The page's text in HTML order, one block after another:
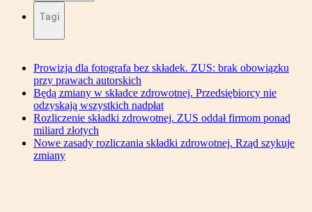
Tagi
Prowizja dla fotografa bez składek. ZUS: brak obowiązku
przy prawach autorskich
Będą zmiany w składce zdrowotnej. Przedsiębiorcy nie
odzyskają wszystkich nadpłat
Rozliczenie składki zdrowotnej. ZUS oddał firmom ponad
miliard złotych
Nowe zasady rozliczania składki zdrowotnej. Rząd szykuje
zmiany